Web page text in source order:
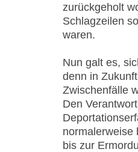
zurückgeholt
Schlagzeilen
waren.
Nun galt es,
denn in
Zwischenfälle
Den
normalerweise
bis zur